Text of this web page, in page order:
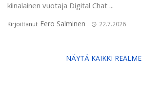
kiinalainen vuotaja Digital Chat ...
Kirjoittanut Eero Salminen 22.7.2026
NÄYTÄ KAIKKI REALME